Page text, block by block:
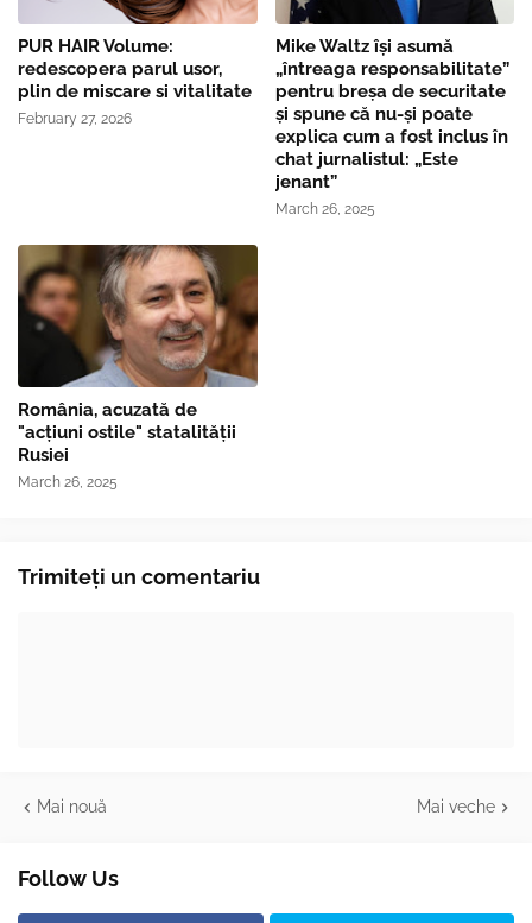
PUR HAIR Volume:
redescopera parul usor,
plin de miscare si vitalitate
February 27, 2026
Mike Waltz îşi asumă
„întreaga responsabilitate”
pentru breşa de securitate
și spune că nu-și poate
explica cum a fost inclus în
chat jurnalistul: „Este
jenant”
March 26, 2025
România, acuzată de
"acțiuni ostile" statalității
Rusiei
March 26, 2025
Trimiteți un comentariu
Mai nouă Mai veche
Follow Us